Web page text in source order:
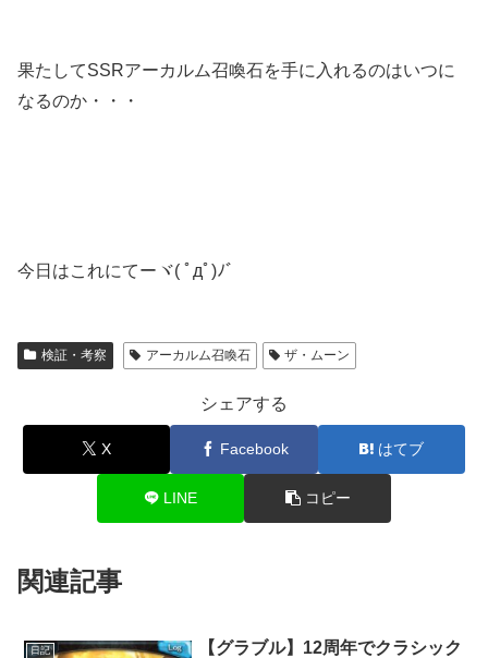
果たしてSSRアーカルム召喚石を手に入れるのはいつに
なるのか・・・
今日はこれにてーヾ( ﾟдﾟ)ﾉ゛
検証・考察 アーカルム召喚石 ザ・ムーン
シェアする
X Facebook はてブ
LINE コピー
関連記事
日記
【グラブル】12周年でクラシック